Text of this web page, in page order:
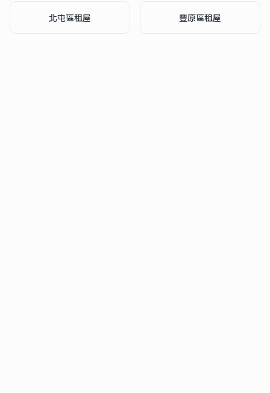
北屯區租屋 豐原區租屋